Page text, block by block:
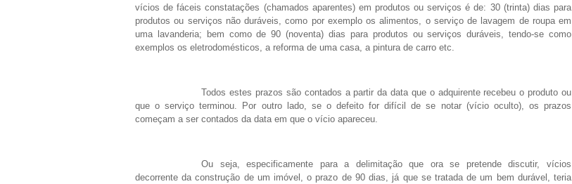
vícios de fáceis constatações (chamados aparentes) em produtos ou serviços é de: 30 (trinta) dias para
produtos ou serviços não duráveis, como por exemplo os alimentos, o serviço de lavagem de roupa em
uma lavanderia; bem como de 90 (noventa) dias para produtos ou serviços duráveis, tendo-se como
exemplos os eletrodomésticos, a reforma de uma casa, a pintura de carro etc.
Todos estes prazos são contados a partir da data que o adquirente recebeu o produto ou
que o serviço terminou. Por outro lado, se o defeito for difícil de se notar (vício oculto), os prazos
começam a ser contados da data em que o vício apareceu.
Ou seja, especificamente para a delimitação que ora se pretende discutir, vícios
decorrente da construção de um imóvel, o prazo de 90 dias, já que se tratada de um bem durável, teria